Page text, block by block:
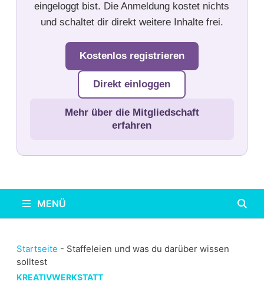
eingeloggt bist. Die Anmeldung kostet nichts
und schaltet dir direkt weitere Inhalte frei.
Kostenlos registrieren
Direkt einloggen
Mehr über die Mitgliedschaft
erfahren
MENÜ
Startseite - Staffeleien und was du darüber wissen
solltest
KREATIVWERKSTATT